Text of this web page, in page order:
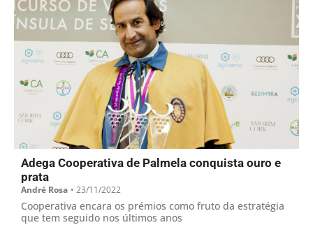
Adega Cooperativa de Palmela conquista ouro e
prata
André Rosa • 23/11/2022
Cooperativa encara os prémios como fruto da estratégia
que tem seguido nos últimos anos